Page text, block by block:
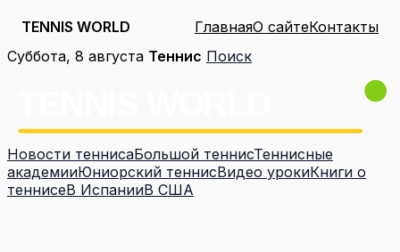
TENNIS WORLD ГлавнаяО сайтеКонтакты
Перейти
Суббота, 8 августа Теннис Поиск
Новости теннисаБольшой теннисТеннисные
академииЮниорский теннисВидео урокиКниги о
теннисеВ ИспанииВ США